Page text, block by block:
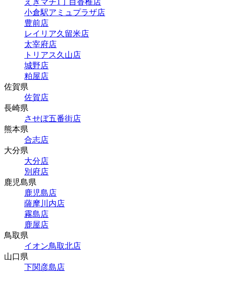
小倉駅アミュプラザ店
豊前店
レイリア久留米店
太宰府店
トリアス久山店
城野店
粕屋店
佐賀県
佐賀店
長崎県
させぼ五番街店
熊本県
合志店
大分県
大分店
別府店
鹿児島県
鹿児島店
薩摩川内店
霧島店
鹿屋店
鳥取県
イオン鳥取北店
山口県
下関彦島店